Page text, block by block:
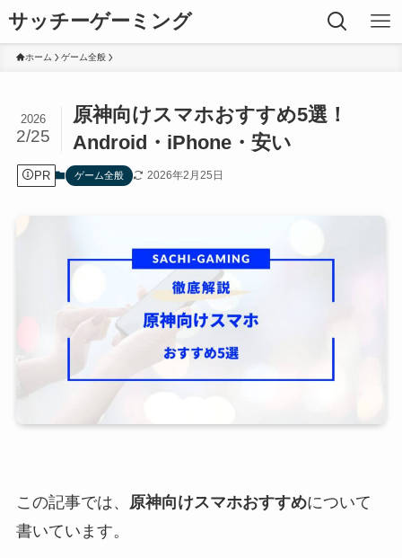
サッチーゲーミング
ホーム ゲーム全般
原神向けスマホおすすめ5選！
Android・iPhone・安い
2026
2/25
PR ゲーム全般 2026年2月25日
この記事では、 原神向けスマホおすすめについて
書いています。